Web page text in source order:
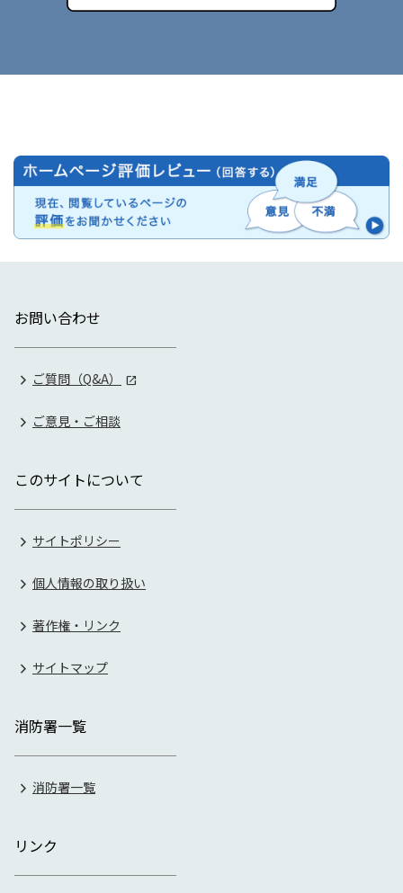
お問い合わせ
ご質問（Q&A）
ご意見・ご相談
このサイトについて
サイトポリシー
個人情報の取り扱い
著作権・リンク
サイトマップ
消防署一覧
消防署一覧
リンク